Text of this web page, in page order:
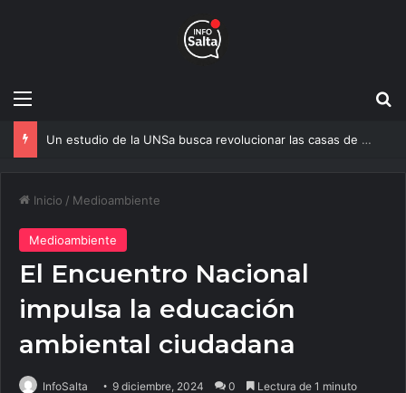
Menú
Un estudio de la UNSa busca revolucionar las casas de adobe y hacerlas más seguras
Inicio / Medioambiente
Medioambiente
El Encuentro Nacional
impulsa la educación
ambiental ciudadana
InfoSalta 9 diciembre, 2024 0 Lectura de 1 minuto